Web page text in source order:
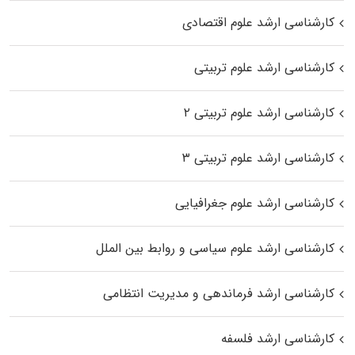
کارشناسی ارشد علوم اقتصادی
کارشناسی ارشد علوم تربیتی
کارشناسی ارشد علوم تربیتی ۲
کارشناسی ارشد علوم تربیتی ۳
کارشناسی ارشد علوم جغرافیایی
کارشناسی ارشد علوم سیاسی و روابط بین الملل
کارشناسی ارشد فرماندهی و مدیریت انتظامی
کارشناسی ارشد فلسفه